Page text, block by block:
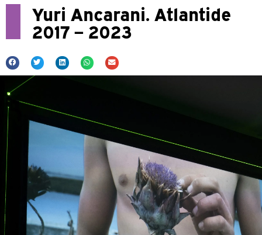
Yuri Ancarani. Atlantide
2017 – 2023